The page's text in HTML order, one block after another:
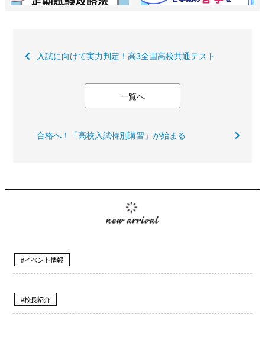
入試に向けて実力判定！高3全国高校共通テスト
一覧へ
合格へ！「高校入試特別講習」が始まる